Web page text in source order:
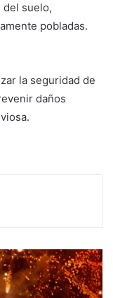
del suelo,
pobladas.
la seguridad de
daños